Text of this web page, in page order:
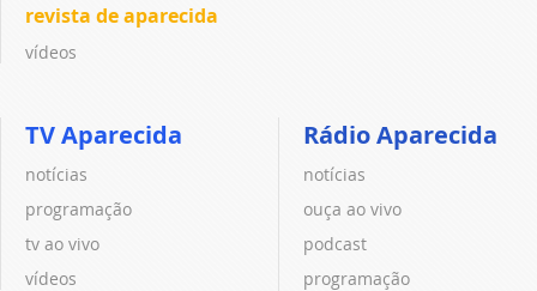
revista de aparecida
vídeos
TV Aparecida
notícias
programação
tv ao vivo
vídeos
Rádio Aparecida
notícias
ouça ao vivo
podcast
programação